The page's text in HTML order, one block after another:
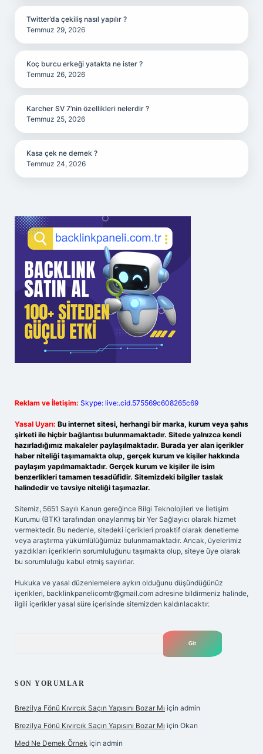
Twitter’da çekiliş nasıl yapılır ?
Temmuz 29, 2026
Koç burcu erkeği yatakta ne ister ?
Temmuz 26, 2026
Karcher SV 7’nin özellikleri nelerdir ?
Temmuz 25, 2026
Kasa çek ne demek ?
Temmuz 24, 2026
Reklam ve İletişim: Skype: live:.cid.575569c608265c69
Yasal Uyarı: Bu internet sitesi, herhangi bir marka, kurum veya şahıs
şirketi ile hiçbir bağlantısı bulunmamaktadır. Sitede yalnızca kendi
hazırladığımız makaleler paylaşılmaktadır. Burada yer alan içerikler
haber niteliği taşımamakta olup, gerçek kurum ve kişiler hakkında
paylaşım yapılmamaktadır. Gerçek kurum ve kişiler ile isim
benzerlikleri tamamen tesadüfidir. Sitemizdeki bilgiler taslak
halindedir ve tavsiye niteliği taşımazlar.
Sitemiz, 5651 Sayılı Kanun gereğince Bilgi Teknolojileri ve İletişim
Kurumu (BTK) tarafından onaylanmış bir Yer Sağlayıcı olarak hizmet
vermektedir. Bu nedenle, sitedeki içerikleri proaktif olarak denetleme
veya araştırma yükümlülüğümüz bulunmamaktadır. Ancak, üyelerimiz
yazdıkları içeriklerin sorumluluğunu taşımakta olup, siteye üye olarak
bu sorumluluğu kabul etmiş sayılırlar.
Hukuka ve yasal düzenlemelere aykırı olduğunu düşündüğünüz
içerikleri, backlinkpanelicomtr@gmail.com adresine bildirmeniz halinde,
ilgili içerikler yasal süre içerisinde sitemizden kaldırılacaktır.
SON YORUMLAR
Brezilya Fönü Kıvırcık Saçın Yapısını Bozar Mı için admin
Brezilya Fönü Kıvırcık Saçın Yapısını Bozar Mı için Okan
Med Ne Demek Örnek için admin